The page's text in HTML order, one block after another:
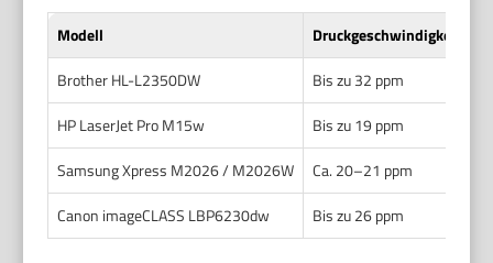
Modell
Druckgeschwindigkeit
Brother HL-L2350DW
Bis zu 32 ppm
HP LaserJet Pro M15w
Bis zu 19 ppm
Samsung Xpress M2026 / M2026W
Ca. 20–21 ppm
Canon imageCLASS LBP6230dw
Bis zu 26 ppm